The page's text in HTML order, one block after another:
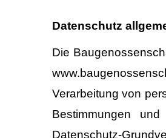
Datenschutz
Die
Verarbeitung von
Bestimmungen
Datenschutz-